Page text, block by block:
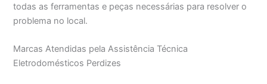
todas as ferramentas e peças necessárias para resolver o
problema no local.
Marcas Atendidas pela Assistência Técnica
Eletrodomésticos Perdizes